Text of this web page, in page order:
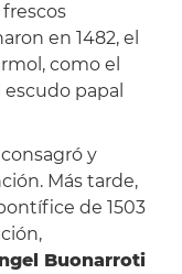
en 1482, el
como el
papal
consagró y
Más tarde,
de 1503
Buonarroti